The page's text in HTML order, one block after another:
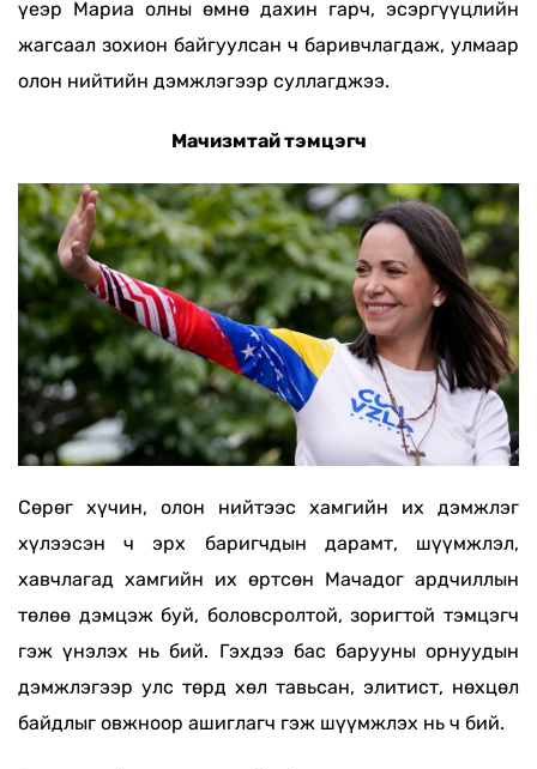
үеэр Мариа олны өмнө дахин гарч, эсэргүүцлийн
жагсаал зохион байгуулсан ч баривчлагдаж, улмаар
олон нийтийн дэмжлэгээр суллагджээ.
Мачизмтай тэмцэгч
Сөрөг хүчин, олон нийтээс хамгийн их дэмжлэг
хүлээсэн ч эрх баригчдын дарамт, шүүмжлэл,
хавчлагад хамгийн их өртсөн Мачадог ардчиллын
төлөө дэмцэж буй, боловсролтой, зоригтой тэмцэгч
гэж үнэлэх нь бий. Гэхдээ бас барууны орнуудын
дэмжлэгээр улс төрд хөл тавьсан, элитист, нөхцөл
байдлыг овжноор ашиглагч гэж шүүмжлэх нь ч бий.